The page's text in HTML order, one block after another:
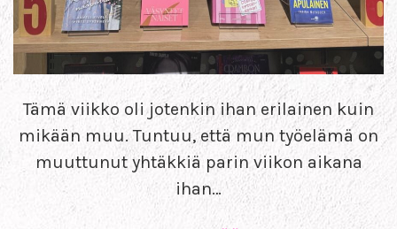
Tämä viikko oli jotenkin ihan erilainen kuin
mikään muu. Tuntuu, että mun työelämä on
muuttunut yhtäkkiä parin viikon aikana
ihan…